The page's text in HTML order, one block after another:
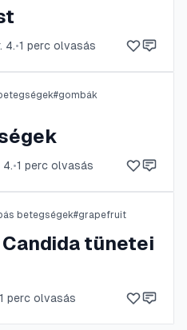
4.•1 perc olvasás
#gombák
4.•1 perc olvasás
betegségek#grapefruit
tünetei
1 perc olvasás